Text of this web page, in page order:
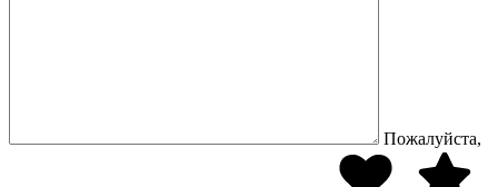
Пожалуйста,